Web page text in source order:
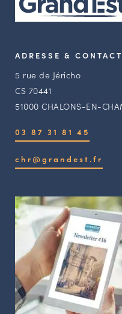
ADRESSE & CONTACT
5 rue de Jéricho
CS 70441
51000 CHALONS-EN-
03 87 31 81 45
chr@grandest.fr